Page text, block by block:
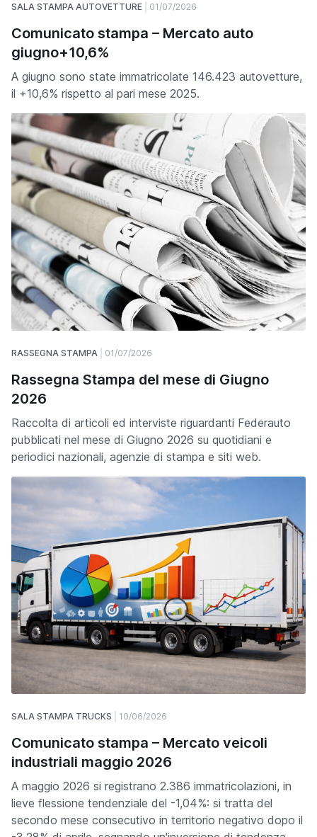
SALA STAMPA AUTOVETTURE 01/07/2026
Comunicato stampa – Mercato auto
giugno+10,6%
A giugno sono state immatricolate 146.423 autovetture,
il +10,6% rispetto al pari mese 2025.
RASSEGNA STAMPA 01/07/2026
Rassegna Stampa del mese di Giugno
2026
Raccolta di articoli ed interviste riguardanti Federauto
pubblicati nel mese di Giugno 2026 su quotidiani e
periodici nazionali, agenzie di stampa e siti web.
SALA STAMPA TRUCKS 10/06/2026
Comunicato stampa – Mercato veicoli
industriali maggio 2026
A maggio 2026 si registrano 2.386 immatricolazioni, in
lieve flessione tendenziale del -1,04%: si tratta del
secondo mese consecutivo in territorio negativo dopo il